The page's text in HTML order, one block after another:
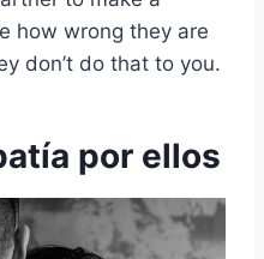
how wrong they are
don’t do that to you.
por ellos